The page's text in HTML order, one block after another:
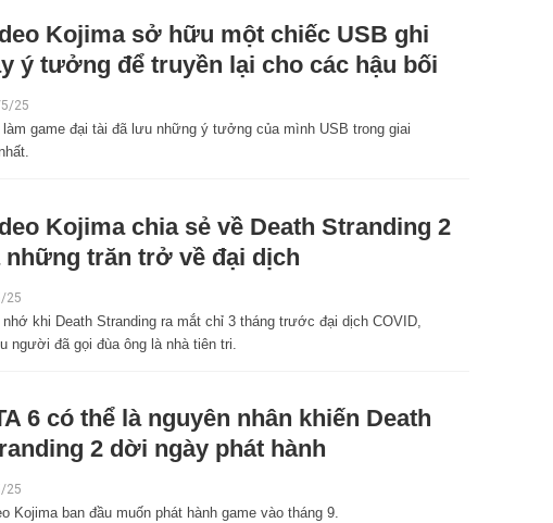
Kojima sở hữu một chiếc USB ghi
ý tưởng để truyền lại cho các hậu bối
25
làm game đại tài đã lưu những ý tưởng của mình USB trong giai
Kojima chia sẻ về Death Stranding 2
những trăn trở về đại dịch
25
nhớ khi Death Stranding ra mắt chỉ 3 tháng trước đại dịch COVID,
người đã gọi đùa ông là nhà tiên tri.
6 có thể là nguyên nhân khiến Death
2 dời ngày phát hành
25
Kojima ban đầu muốn phát hành game vào tháng 9.